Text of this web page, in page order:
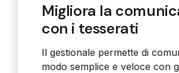
Migliora la
con i tesserati
Il gestionale permette di
modo semplice e veloce con